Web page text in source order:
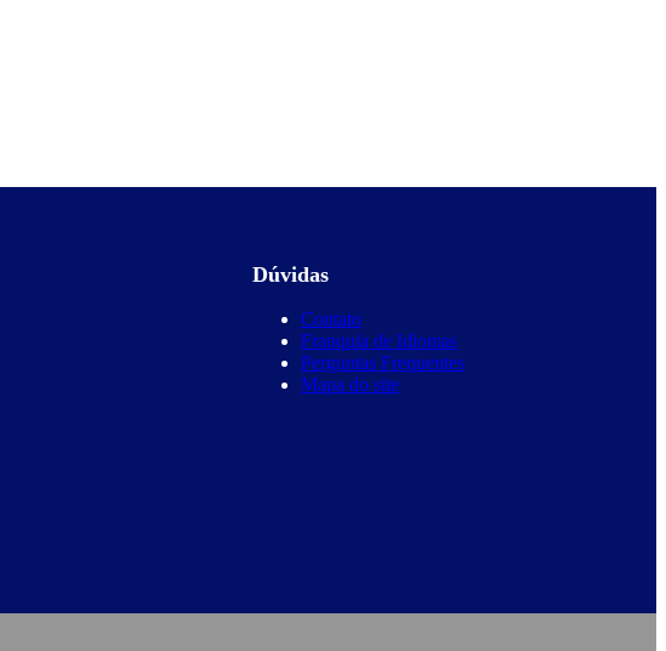
Dúvidas
Contato
Franquia de Idiomas
Perguntas Frequentes
Mapa do site